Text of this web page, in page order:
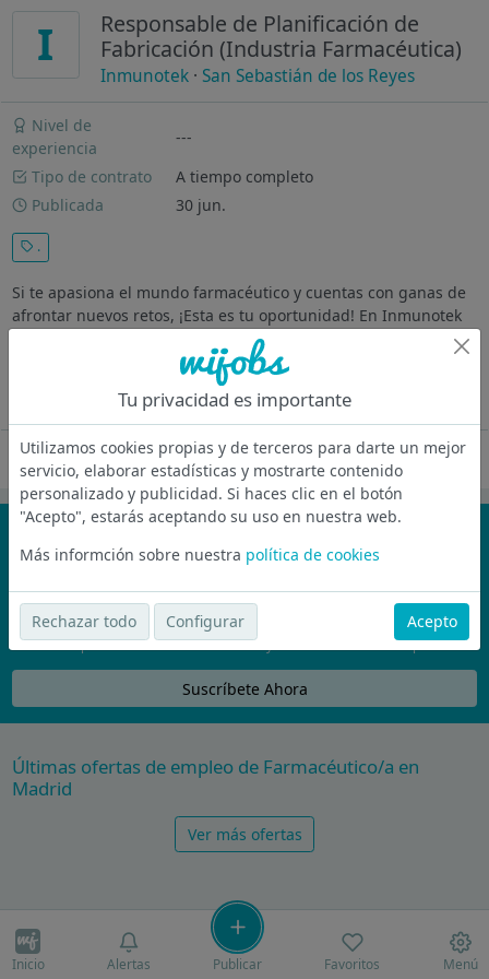
I
Responsable de Planificación de
Fabricación (Industria Farmacéutica)
Inmunotek · San Sebastián de los Reyes
Nivel de
experiencia
---
Tipo de contrato
A tiempo completo
Publicada
30 jun.
.
Si te apasiona el mundo farmacéutico y cuentas con ganas de
afrontar nuevos retos, ¡Esta es tu oportunidad! En Inmunotek
estamos creciendo y por ello necesitamos incorporar a nuestro
departamento de planificación, un/a Responsable de
Oferta desactivada
¡No te pierdas nada!
Únete a la comunidad de wijobs y recibe por email las mejores
ofertas de empleo
Nunca compartiremos tu email con nadie y no te vamos a enviar spam
Suscríbete Ahora
Últimas ofertas de empleo de Farmacéutico/a en
Madrid
Ver más ofertas
Inicio Alertas Publicar Favoritos Menú
Tu privacidad es importante
Utilizamos cookies propias y de terceros para darte un mejor
servicio, elaborar estadísticas y mostrarte contenido
personalizado y publicidad. Si haces clic en el botón
"Acepto", estarás aceptando su uso en nuestra web.
Más informción sobre nuestra política de cookies
Rechazar todo Configurar Acepto